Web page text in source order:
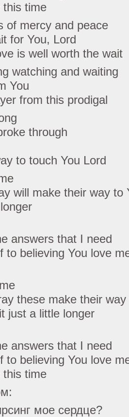
this time
of mercy and peace
for You, Lord
is well worth the wait
watching and waiting
You
from this prodigal
through
to touch You Lord
will make their way to
answers that I need
to believing You love
these make their way
just a little longer
answers that I need
to believing You love
this time
мое сердце?